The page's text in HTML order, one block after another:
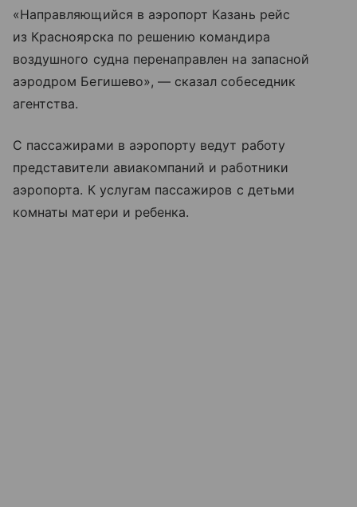
«Направляющийся в аэропорт Казань рейс
из Красноярска по решению командира
воздушного судна перенаправлен на запасной
аэродром Бегишево», — сказал собеседник
агентства.
С пассажирами в аэропорту ведут работу
представители авиакомпаний и работники
аэропорта. К услугам пассажиров с детьми
комнаты матери и ребенка.